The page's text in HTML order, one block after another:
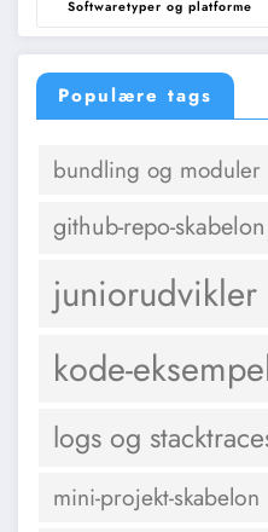
kategorier
Populære tags
bundling og moduler
github-repo-skabelon
juniorudvikler
kode-
logs og
mini-projekt-skabelon